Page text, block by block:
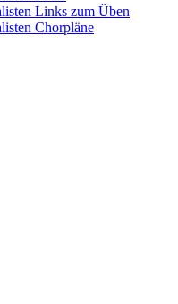
Links zum Üben
Chorpläne